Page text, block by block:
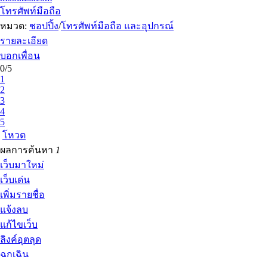
โทรศัพท์มือถือ
หมวด: ชอปปิ้ง/โทรศัพท์มือถือ และอุปกรณ์
รายละเอียด
บอกเพื่อน
0/5
1
2
3
4
5
โหวต
ผลการค้นหา 1
เว็บมาใหม่
เว็บเด่น
เพิ่มรายชื่อ
แจ้งลบ
แก้ไขเว็บ
ลิงค์อุตลุด
ฉุกเฉิน